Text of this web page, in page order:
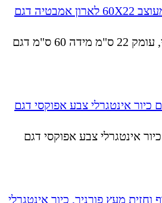
ארון אמבטיה מיני תלוי, עומק 22 ס"מ מידה 60 ס"מ דגם
אינטגרלי צבע אפוקסי דגם